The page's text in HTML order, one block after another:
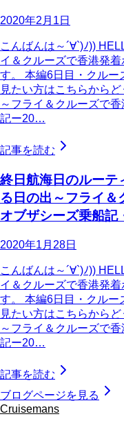
2020年2月1日
こんばんは～´∀`)ﾉ))
イ＆クルーズで香港発
す。 本編6日目・クルー
見たい方はこちらから
～フライ＆クルーズで
記ー20…
記事を読む
終日航海日のルーテ
る日の出～フライ＆
オブザシーズ乗船記
2020年1月28日
こんばんは～´∀`)ﾉ))
イ＆クルーズで香港発
す。 本編6日目・クルー
見たい方はこちらから
～フライ＆クルーズで
記ー20…
記事を読む
ブログページを見る
Cruisemans